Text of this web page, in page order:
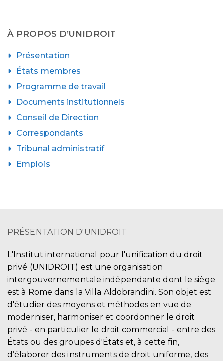
À PROPOS D’UNIDROIT
Présentation
États membres
Programme de travail
Documents institutionnels
Conseil de Direction
Correspondants
Tribunal administratif
Emplois
PRÉSENTATION D'UNIDROIT
L'Institut international pour l'unification du droit
privé (UNIDROIT) est une organisation
intergouvernementale indépendante dont le siège
est à Rome dans la Villa Aldobrandini. Son objet est
d'étudier des moyens et méthodes en vue de
moderniser, harmoniser et coordonner le droit
privé - en particulier le droit commercial - entre des
États ou des groupes d'États et, à cette fin,
d’élaborer des instruments de droit uniforme, des